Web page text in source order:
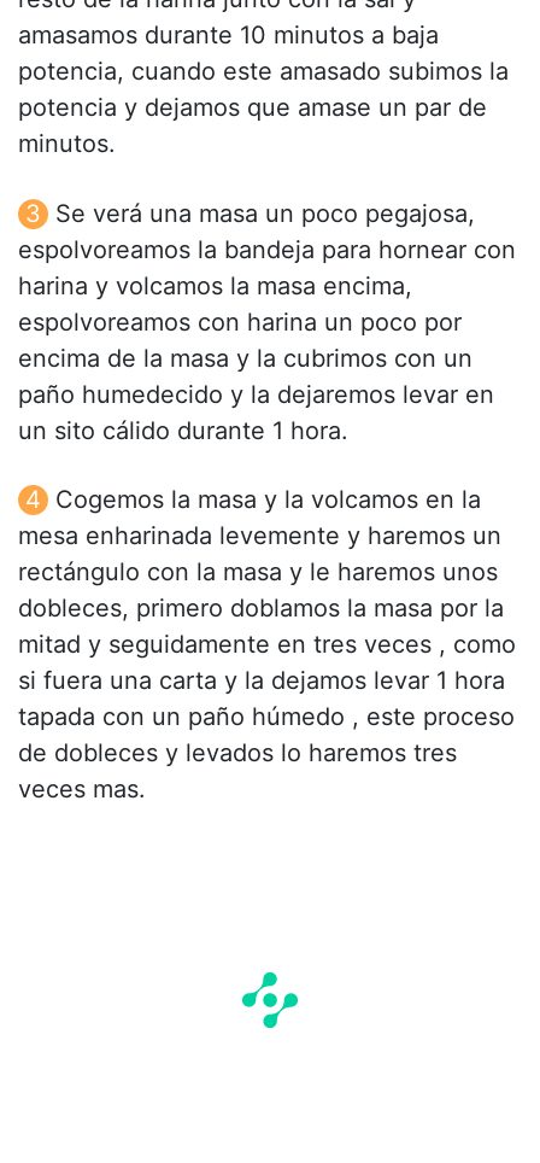
amasamos durante 10 minutos a baja
potencia, cuando este amasado subimos la
potencia y dejamos que amase un par de
minutos.
Se verá una masa un poco pegajosa,
espolvoreamos la bandeja para hornear con
harina y volcamos la masa encima,
espolvoreamos con harina un poco por
encima de la masa y la cubrimos con un
paño humedecido y la dejaremos levar en
un sito cálido durante 1 hora.
Cogemos la masa y la volcamos en la
mesa enharinada levemente y haremos un
rectángulo con la masa y le haremos unos
dobleces, primero doblamos la masa por la
mitad y seguidamente en tres veces , como
si fuera una carta y la dejamos levar 1 hora
tapada con un paño húmedo , este proceso
de dobleces y levados lo haremos tres
veces mas.